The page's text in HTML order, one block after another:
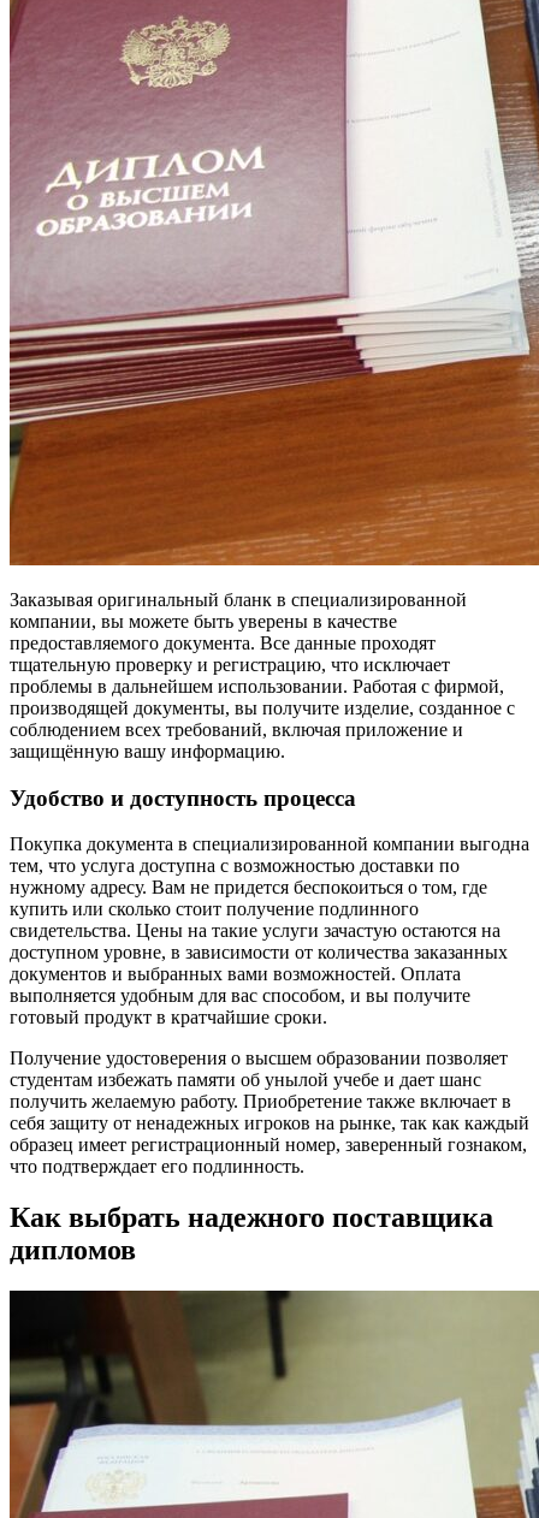
Заказывая оригинальный бланк в специализированной
компании, вы можете быть уверены в качестве
предоставляемого документа. Все данные проходят
тщательную проверку и регистрацию, что исключает
проблемы в дальнейшем использовании. Работая с фирмой,
производящей документы, вы получите изделие, созданное с
соблюдением всех требований, включая приложение и
защищённую вашу информацию.
Удобство и доступность процесса
Покупка документа в специализированной компании выгодна
тем, что услуга доступна с возможностью доставки по
нужному адресу. Вам не придется беспокоиться о том, где
купить или сколько стоит получение подлинного
свидетельства. Цены на такие услуги зачастую остаются на
доступном уровне, в зависимости от количества заказанных
документов и выбранных вами возможностей. Оплата
выполняется удобным для вас способом, и вы получите
готовый продукт в кратчайшие сроки.
Получение удостоверения о высшем образовании позволяет
студентам избежать памяти об унылой учебе и дает шанс
получить желаемую работу. Приобретение также включает в
себя защиту от ненадежных игроков на рынке, так как каждый
образец имеет регистрационный номер, заверенный гознаком,
что подтверждает его подлинность.
Как выбрать надежного поставщика
дипломов